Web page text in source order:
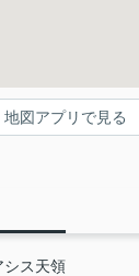
地図アプリで見る
シス天領